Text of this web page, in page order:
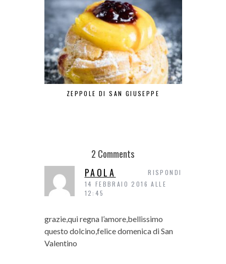
ZEPPOLE DI SAN GIUSEPPE
2 Comments
PAOLA
14 FEBBRAIO 2016 ALLE
12:45
grazie,qui regna l’amore,bellissimo
questo dolcino,felice domenica di San
Valentino
RISPONDI